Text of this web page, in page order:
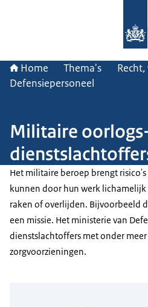
Home Thema's
Defensiepersoneel
Militaire
Het militaire beroep brengt
kunnen door hun werk lichamelijk
raken of overlijden. Bijvoorbeeld
een missie. Het ministerie van
dienstslachtoffers met onder
zorgvoorzieningen.